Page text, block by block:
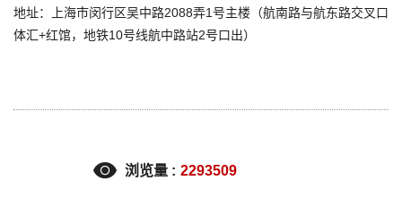
地址：上海市闵行区吴中路2088弄1号主楼（航南路与航东路交叉口
体汇+红馆，地铁10号线航中路站2号口出）
浏览量 : 2293509